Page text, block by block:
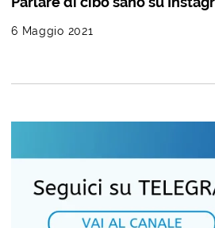
6 Maggio 2021